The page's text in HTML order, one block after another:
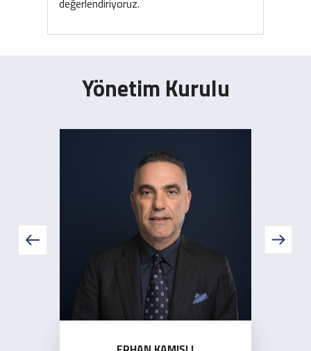
değerlendiriyoruz.
Yönetim Kurulu